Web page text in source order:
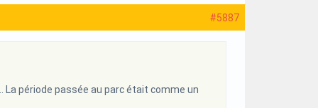
#5887
La période passée au parc était comme un